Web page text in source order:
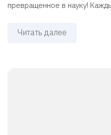
превращенное в науку!
Читать далее